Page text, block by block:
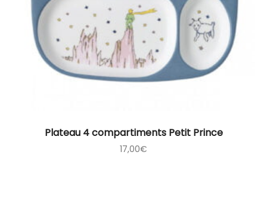
Plateau 4 compartiments Petit Prince
17,00€